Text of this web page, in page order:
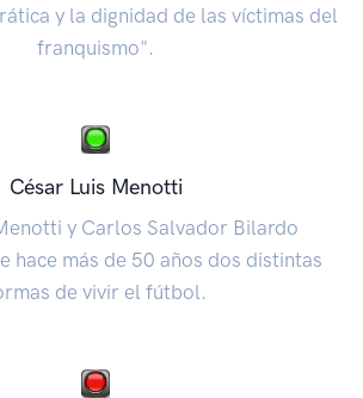
y la dignidad de las víctimas del
franquismo".
César Luis Menotti
y Carlos Salvador Bilardo
hace más de 50 años dos distintas
de vivir el fútbol.